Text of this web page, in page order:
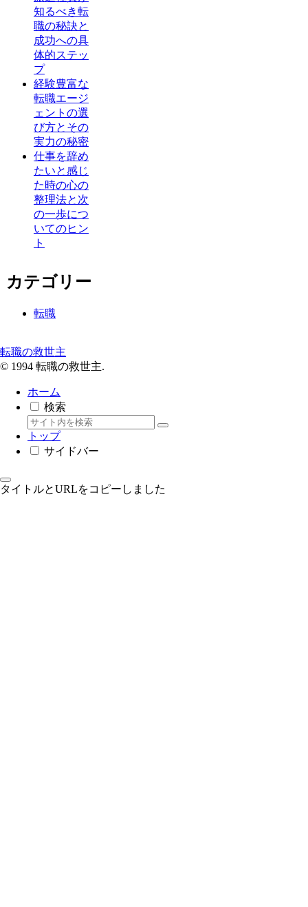
知るべき転
職の秘訣と
成功への具
体的ステッ
プ
経験豊富な
転職エージ
ェントの選
び方とその
実力の秘密
仕事を辞め
たいと感じ
た時の心の
整理法と次
の一歩につ
いてのヒン
ト
カテゴリー
転職
転職の救世主
© 1994 転職の救世主.
ホーム
検索
トップ
サイドバー
タイトルとURLをコピーしました